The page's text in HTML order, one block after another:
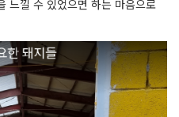
느낄 수 있었으면 하는 마음으로